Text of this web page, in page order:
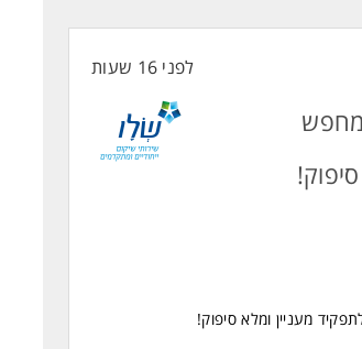
לנשים ולגברים כאחד.
לפני 16 שעות
מחפש
מעניין ומלא סיפוק!